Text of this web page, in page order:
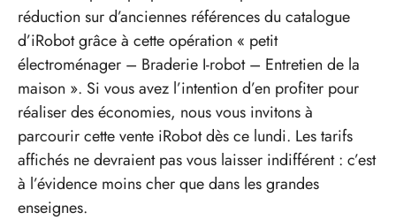
réduction sur d’anciennes références du catalogue
d’iRobot grâce à cette opération « petit
électroménager – Braderie I-robot – Entretien de la
maison ». Si vous avez l’intention d’en profiter pour
réaliser des économies, nous vous invitons à
parcourir cette vente iRobot dès ce lundi. Les tarifs
affichés ne devraient pas vous laisser indifférent : c’est
à l’évidence moins cher que dans les grandes
enseignes.